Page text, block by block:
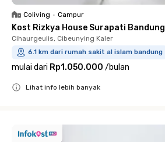
Coliving • Campur
Kost Rizkya House Surapati Bandung
Cihaurgeulis, Cibeunying Kaler
6.1 km dari rumah sakit al islam bandung
mulai dari Rp1.050.000 /bulan
Lihat info lebih banyak